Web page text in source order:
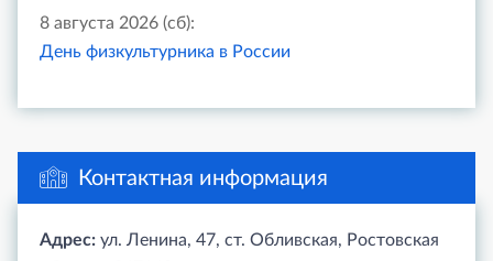
8 августа 2026 (сб):
День физкультурника в России
Контактная информация
Адрес: ул. Ленина, 47, ст. Обливская, Ростовская